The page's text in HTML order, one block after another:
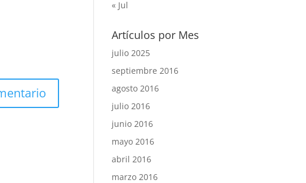
« Jul
Artículos por Mes
julio 2025
septiembre 2016
agosto 2016
julio 2016
junio 2016
mayo 2016
abril 2016
marzo 2016